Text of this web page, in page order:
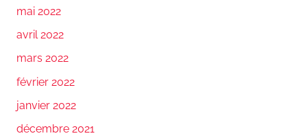
mai 2022
avril 2022
mars 2022
février 2022
janvier 2022
décembre 2021